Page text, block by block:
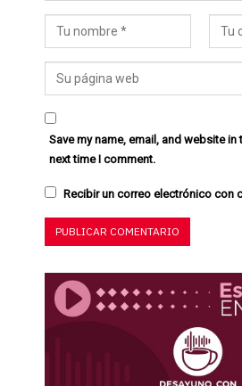
Save my name, email, and website
next time I comment.
Recibir un correo electrónico con